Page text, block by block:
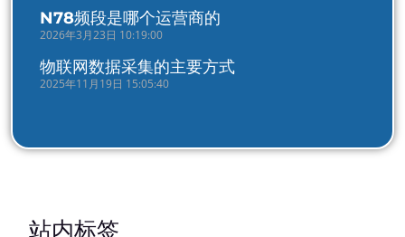
N78频段是哪个运营商的
2026年3月23日 10:19:00
物联网数据采集的主要方式
2025年11月19日 15:05:40
站内标签